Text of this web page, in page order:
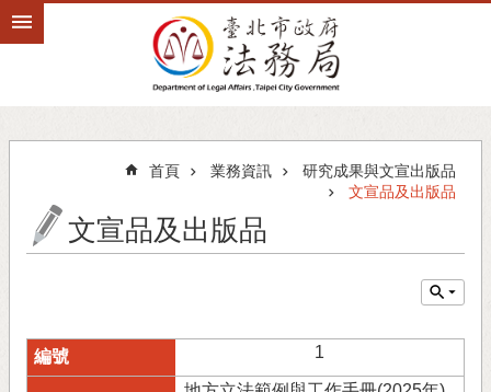
跳到主要內容區塊
首頁 業務資訊
研究成果與文宣出版品
文宣品及出版品
文宣品及出版品
1